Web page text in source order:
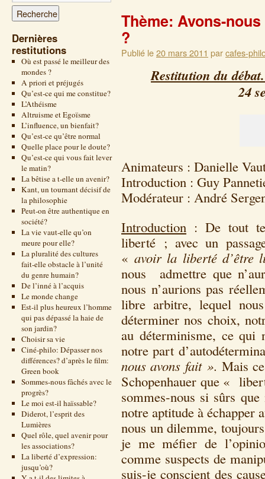
Dernières
restitutions
Où est passé le meilleur des
mondes ?
A priori et préjugés
Qu’est-ce qui me constitue?
L’Athéisme
Altruisme et Egoïsme
L’influence, un bienfait?
Qu’est-ce qu’être normal
Quelle place pour le doute?
Qu’est-ce qui vous fait lever
le matin?
La bêtise a t-elle un avenir?
Kant, un tournant décisif de
la philosophie
Peut-on être authentique en
société?
La vie vaut-elle qu’on
meure pour elle?
La pluralité des cultures
fait-elle obstacle à l’unité
du genre humain?
De l’inné à l’acquis
Le monde change
Est-il plus heureux l’homme
qui pas dépassé la haie de
son jardin?
Choisir sa vie
Ciné-philo: Dépasser nos
différences? d’après le film:
Green book
Sommes-nous fâchés avec le
progrès?
Le moi est-il haïssable?
Diderot, l’esprit des
Lumières
Quel rôle, quel avenir pour
les associations?
La liberté d’expression:
jusqu’où?
Thème: Avons-
?
Publié le20 mars 2011 parcafes-
Restitution du
24
Animateurs : Danielle
Introduction : Guy
Modérateur : André
Introduction : De tout
liberté ; avec un
«avoir la liberté d’être
nous admettre que
nous n’aurions pas
libre arbitre, lequel
déterminer nos choix,
au déterminisme, ce qui
notre part
nous avons fait ». Mais
Schopenhauer que «
sommes-nous si sûrs
notre aptitude à échapper
nous un dilemme,
je me méfier de
comme suspects de
suis-je conscient des